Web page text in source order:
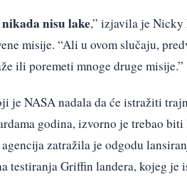
nisu lake,” izjavila je Nicky
misije. “Ali u ovom slučaju,
ili poremeti mnoge druge misije.”
je NASA nadala da će istražiti
godina, izvorno je trebao
zatražila je odgodu
testiranja Griffin landera, kojeg je